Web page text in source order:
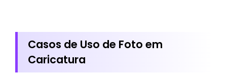
Casos de Uso de Foto em
Caricatura